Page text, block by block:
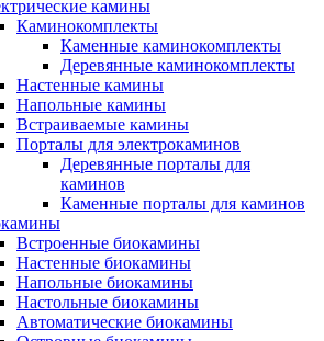
камины
Каминокомплекты
Каменные каминокомплекты
Деревянные каминокомплекты
Настенные камины
Напольные камины
Встраиваемые камины
Порталы для электрокаминов
Деревянные порталы для
каминов
Каменные порталы для каминов
Встроенные биокамины
Настенные биокамины
Напольные биокамины
Настольные биокамины
Автоматические биокамины